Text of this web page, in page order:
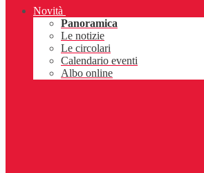
Novità
Panoramica
Le notizie
Le circolari
Calendario eventi
Albo online